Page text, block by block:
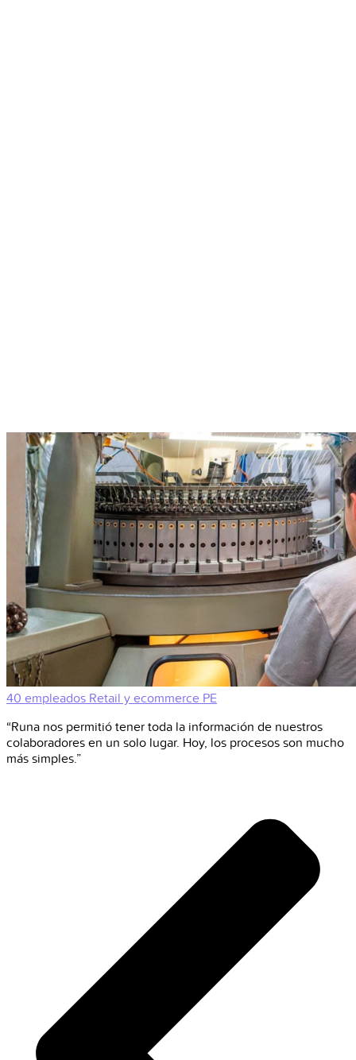
40 empleados Retail y ecommerce PE
“Runa nos permitió tener toda la información de nuestros
colaboradores en un solo lugar. Hoy, los procesos son mucho
más simples.”